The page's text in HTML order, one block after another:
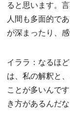
ると思います。
人間も多面的で
が深まったり、
イララ：なるほ
は、私の解釈と
ことが多いんで
き方があるんだ